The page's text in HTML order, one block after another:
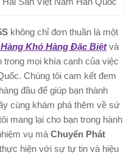
không chỉ đơn thuần là một
Khó Hàng Đặc Biệtvà
trong mọi khía cạnh của việc
Chúng tôi cam kết đem
đầu để giúp bạn thành
cùng khám phá thêm về sứ
mang lại cho bạn trong hành
vụ mà Chuyển Phát
hiện với sự tự tin và hiệu